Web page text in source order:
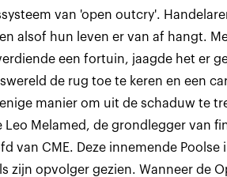
van 'open outcry'.
alsof hun leven er van af hangt.
een fortuin, jaagde het er
de rug toe te keren en een
manier om uit de schaduw te
Leo Melamed, de grondlegger van
van CME. Deze innemende
zijn opvolger gezien. Wanneer de